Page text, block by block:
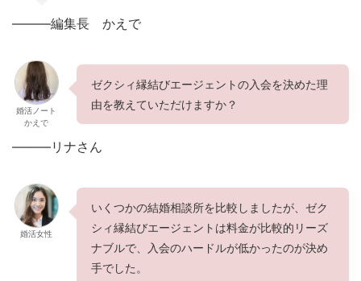
———編集長 かえで
婚活ノート
かえで
ゼクシィ縁結びエージェントの入会を決めた理
由を教えていただけますか？
———リナさん
婚活女性
いくつかの結婚相談所を比較しましたが、ゼク
シィ縁結びエージェントは料金が比較的リーズ
ナブルで、入会のハードルが低かったのが決め
手でした。